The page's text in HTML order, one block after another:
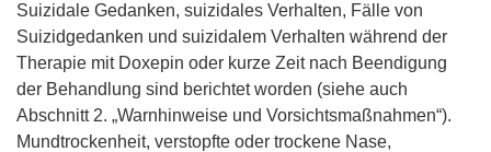
Suizidale Gedanken, suizidales Verhalten, Fälle von
Suizidgedanken und suizidalem Verhalten während der
Therapie mit Doxepin oder kurze Zeit nach Beendigung
der Behandlung sind berichtet worden (siehe auch
Abschnitt 2. „Warnhinweise und Vorsichtsmaßnahmen“).
Mundtrockenheit, verstopfte oder trockene Nase,